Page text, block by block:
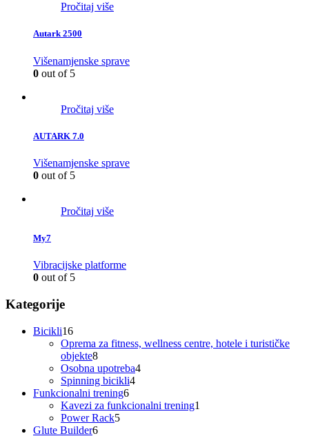
Pročitaj više
Autark 2500
Višenamjenske sprave
0 out of 5
Pročitaj više
AUTARK 7.0
Višenamjenske sprave
0 out of 5
Pročitaj više
My7
Vibracijske platforme
0 out of 5
Kategorije
Bicikli1616
proizvoda
Oprema za fitness, wellness centre, hotele i turističke
objekte88
proizvoda
Osobna upotreba44
Spinning bicikli44
Funkcionalni trening66
proizvoda
Kavezi za funkcionalni trening1
Power Rack55
Glute Builder66